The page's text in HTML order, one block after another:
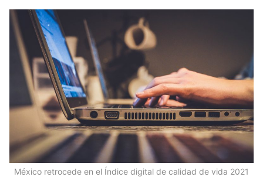
México retrocede en el Índice digital de calidad de vida 2021